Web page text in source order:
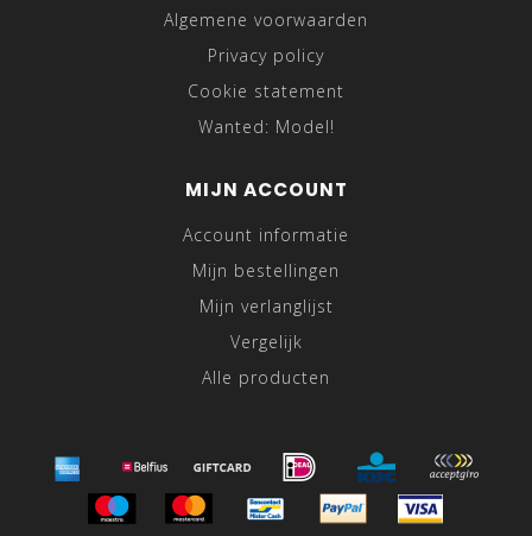
Algemene voorwaarden
Privacy policy
Cookie statement
Wanted: Model!
MIJN ACCOUNT
Account informatie
Mijn bestellingen
Mijn verlanglijst
Vergelijk
Alle producten